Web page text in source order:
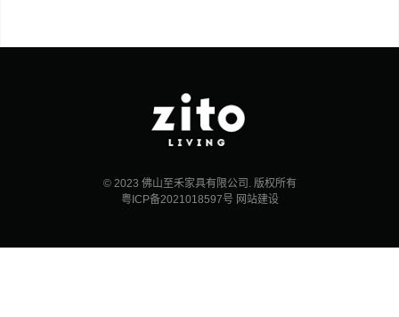
© 2023 佛山至禾家具有限公司. 版权所有
粤ICP备2021018597号 网站建设